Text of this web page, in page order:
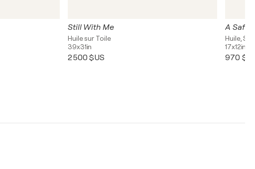
Still With Me
Huile sur Toile
39x31in
2 500 $US
A Safe
Huile,
17x12in
970